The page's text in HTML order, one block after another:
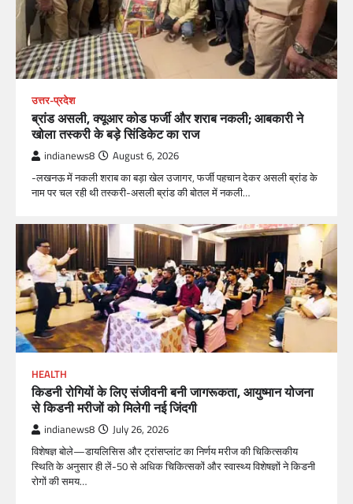
उत्तर-प्रदेश
ब्रांड असली, क्यूआर कोड फर्जी और शराब नकली; आबकारी ने
खोला तस्करी के बड़े सिंडिकेट का राज
indianews8 August 6, 2026
-लखनऊ में नकली शराब का बड़ा खेल उजागर, फर्जी पहचान देकर असली ब्रांड के
नाम पर चल रही थी तस्करी-असली ब्रांड की बोतल में नकली…
HEALTH
किडनी रोगियों के लिए संजीवनी बनी जागरूकता, आयुष्मान योजना
से किडनी मरीजों को मिलेगी नई जिंदगी
indianews8 July 26, 2026
विशेषज्ञ बोले—डायलिसिस और ट्रांसप्लांट का निर्णय मरीज की चिकित्सकीय
स्थिति के अनुसार ही लें-50 से अधिक चिकित्सकों और स्वास्थ्य विशेषज्ञों ने किडनी
रोगों की समय…